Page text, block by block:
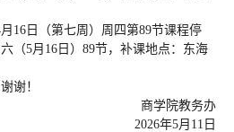
月16日（第七周）周四第89节课程停
（5月16日）89节，补课地点：东海
谢！
商学院教务办
2026年5月11日